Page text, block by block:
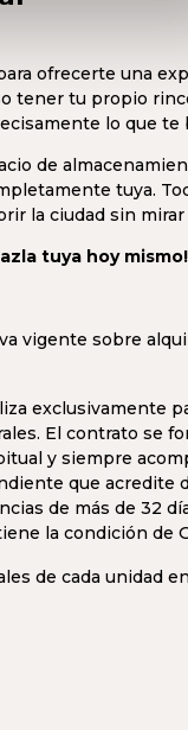
ofrecerte una
tener tu propio
lo que te
de
tuya.
la ciudad sin mirar
tuya hoy mismo!
vigente sobre
exclusivamente
El contrato se
y siempre
que acredite
de más de 32
la condición de
de cada unidad